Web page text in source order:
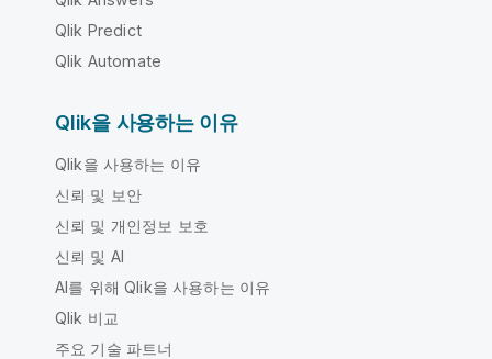
Qlik Predict
Qlik Automate
Qlik을 사용하는 이유
Qlik을 사용하는 이유
신뢰 및 보안
신뢰 및 개인정보 보호
신뢰 및 AI
AI를 위해 Qlik을 사용하는 이유
Qlik 비교
주요 기술 파트너